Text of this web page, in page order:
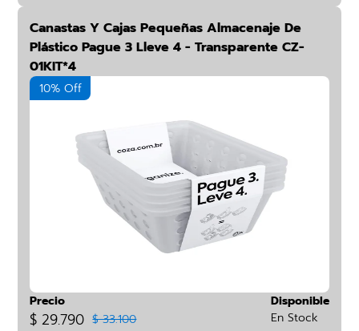
Canastas Y Cajas Pequeñas Almacenaje De
Plástico Pague 3 Lleve 4 - Transparente CZ-
01KIT*4
10% Off
Precio
$ 29.790 $ 33.100
Disponible
En Stock